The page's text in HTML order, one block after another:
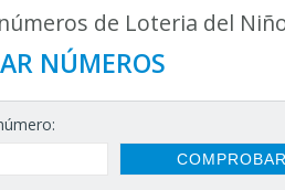
de Loteria del
NÚMEROS